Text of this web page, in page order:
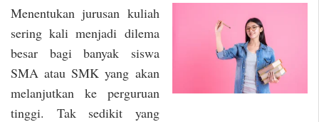
o
Menentukan jurusan kuliah
sering kali menjadi dilema
besar bagi banyak siswa
SMA atau SMK yang akan
melanjutkan ke perguruan
tinggi. Tak sedikit yang